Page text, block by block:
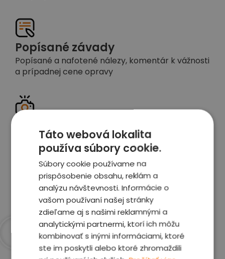
Popísané závady
Popísané a nafotené nálezy, komentár k vážnosti
a prípadnej cene opravy
Celé auto z exteriéru aj interiéru nafotíme
vrátane závad a poškodení
Zobraziť report
Táto webová lokalita
používa súbory cookie.
Súbory cookie používame na
prispôsobenie obsahu, reklám a
analýzu návštevnosti. Informácie o
vašom používaní našej stránky
zdieľame aj s našimi reklamnými a
analytickými partnermi, ktorí ich môžu
kombinovať s inými informáciami, ktoré
ste im poskytli alebo ktoré zhromaždili